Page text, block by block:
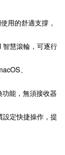
用的舒適支撐，
慧滾輪，可逐行
、
能，無須接收器
定快捷操作，提